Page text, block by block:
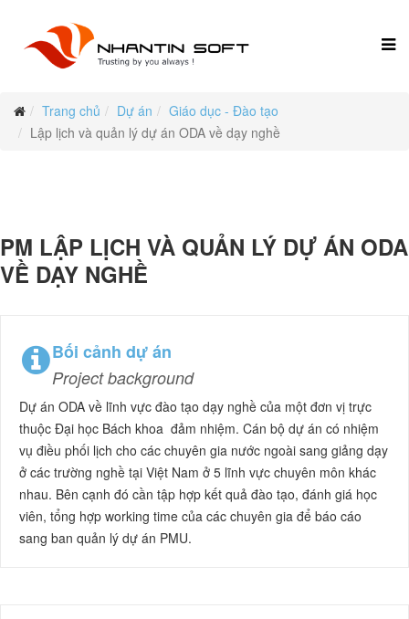
Trang chủ Dự án
Giáo dục - Đào tạo
Lập lịch và quản lý dự án ODA về dạy nghề
PM LẬP LỊCH VÀ QUẢN LÝ DỰ ÁN ODA
VỀ DẠY NGHỀ
Bối cảnh dự án
Project background
Dự án ODA về lĩnh vực đào tạo dạy nghề của một đơn vị trực
thuộc Đại học Bách khoa đảm nhiệm. Cán bộ dự án có nhiệm
vụ điều phối lịch cho các chuyên gia nước ngoài sang giảng dạy
ở các trường nghề tại Việt Nam ở 5 lĩnh vực chuyên môn khác
nhau. Bên cạnh đó cần tập hợp kết quả đào tạo, đánh giá học
viên, tổng hợp working time của các chuyên gia để báo cáo
sang ban quản lý dự án PMU.